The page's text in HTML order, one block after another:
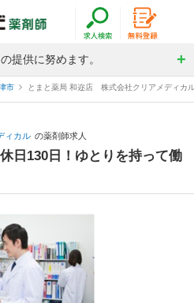
提供に努めます。
市 とまと薬局 和迩店 株式会社クリアメディカ
ィカル の薬剤師求人
日130日！ゆとりを持って働